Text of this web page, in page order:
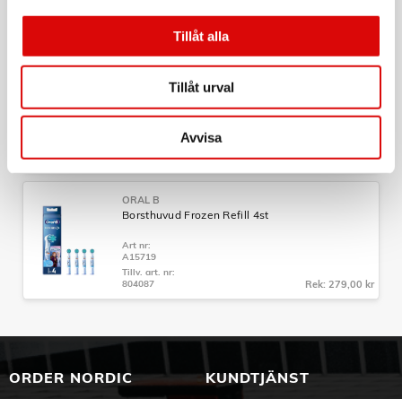
Tillåt alla
Tillåt urval
Avvisa
Tillv. art. nr:
Borsthuvud Lion King 4st
Art nr:
301954
Rek: 259,00 kr
ORAL B
Borsthuvud Frozen Refill 4st
Art nr:
A15719
Tillv. art. nr:
804087
Rek: 279,00 kr
ORDER NORDIC KUNDTJÄNST